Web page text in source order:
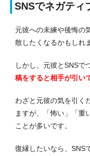
SNSでネガティ
元彼への未練や後悔の
散したくなるかもしれ
しかし、元彼とSNSで
稿をすると相手が引い
わざと元彼の気を引く
ますが、「怖い」「重
ことが多いです。
復縁したいなら、SNS